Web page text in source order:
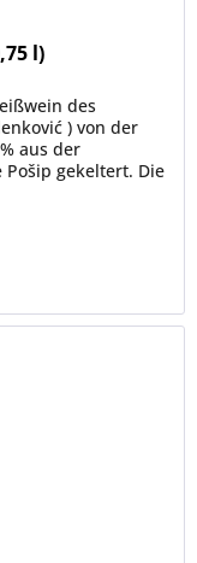
l)
des
) von der
aus der
gekeltert. Die